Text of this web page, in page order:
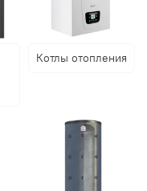
Котлы отопления